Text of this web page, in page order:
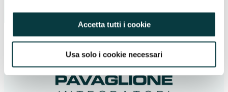
Accetta tutti i cookie
Usa solo i cookie necessari